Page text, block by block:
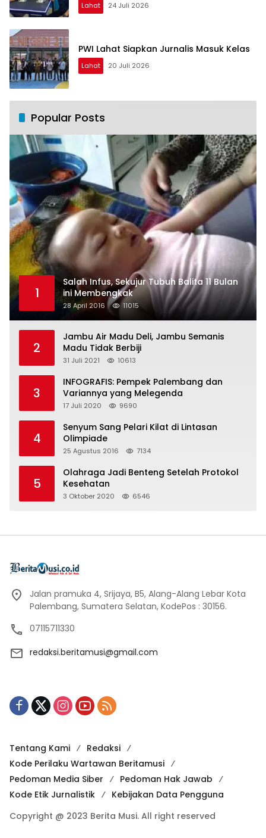
Lahat 24 Juli 2026
PWI Lahat Siapkan Jurnalis Masuk Kelas
Lahat 20 Juli 2026
Popular Posts
1
Salah Infus, Sekujur Tubuh Balita 11 Bulan
ini Membengkak
28 April 2016 11015
2
Jambu Air Madu Deli, Jambu Semanis
Madu Tidak Berbiji
31 Juli 2021 10613
3
INFOGRAFIS: Pempek Palembang dan
Variannya yang Melegenda
17 Juli 2020 9690
4
Senyum Sang Pelari Kilat di Lintasan
Olimpiade
25 Agustus 2016 7134
5
Olahraga Jadi Benteng Setelah Protokol
Kesehatan
3 Oktober 2020 6546
Jalan pramuka 4, Srijaya, B5, Alang-Alang Lebar Kota
Palembang, Sumatera Selatan, KodePos : 30156.
07115711330
redaksi.beritamusi@gmail.com
Tentang Kami
Redaksi
Kode Perilaku Wartawan Beritamusi
Pedoman Media Siber
Pedoman Hak Jawab
Kode Etik Jurnalistik
Kebijakan Data Pengguna
Copyright @ 2023 Berita Musi. All right reserved